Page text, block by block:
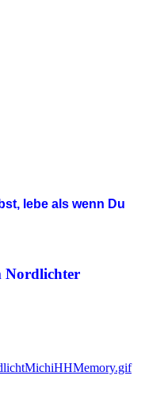
lebe als wenn Du
Nordlichter